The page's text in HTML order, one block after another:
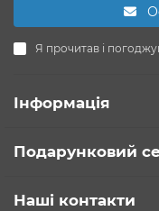
Я прочитав і
Інформація
Подарунковий
Наші контакти